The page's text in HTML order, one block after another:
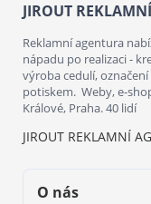
JIROUT
Reklamní agentura
nápadu po realizaci -
výroba cedulí,
potiskem. Weby, e-
Králové, Praha. 40 lidí
JIROUT REKLAMNÍ
O nás